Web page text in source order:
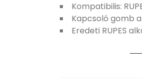
Kompatibilis:
Kapcsoló gomb
Eredeti RUPES